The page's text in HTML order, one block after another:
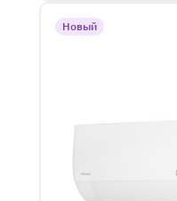
Новый